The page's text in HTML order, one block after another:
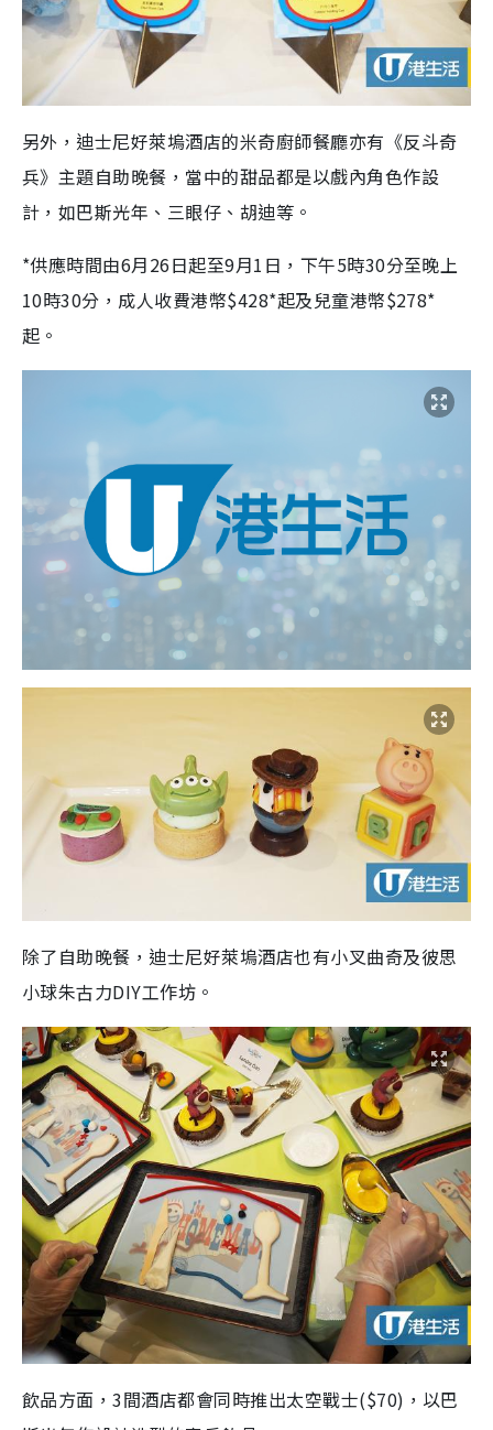
另外，迪士尼好萊塢酒店的米奇廚師餐廳亦有《反斗奇
兵》主題自助晚餐，當中的甜品都是以戲內角色作設
計，如巴斯光年、三眼仔、胡迪等。
*供應時間由6月26日起至9月1日，下午5時30分至晚上
10時30分，成人收費港幣$428*起及兒童港幣$278*
起。
除了自助晚餐，迪士尼好萊塢酒店也有小叉曲奇及彼思
小球朱古力DIY工作坊。
飲品方面，3間酒店都會同時推出太空戰士($70)，以巴